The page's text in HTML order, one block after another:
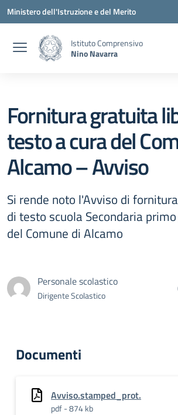
Vai ai contenuti
Vai al menu di navigazione
Vai al footer
Ministero dell'Istruzione e del Merito
Istituto Comprensivo
Nino Navarra
Fornitura gratuita
testo a cura del
Alcamo – Avviso
Si rende noto l'Avviso di
di testo scuola Secondaria
del Comune di Alcamo
Personale scolastico
Dirigente Scolastico
Documenti
Avviso.stamped_prot.
pdf - 874 kb